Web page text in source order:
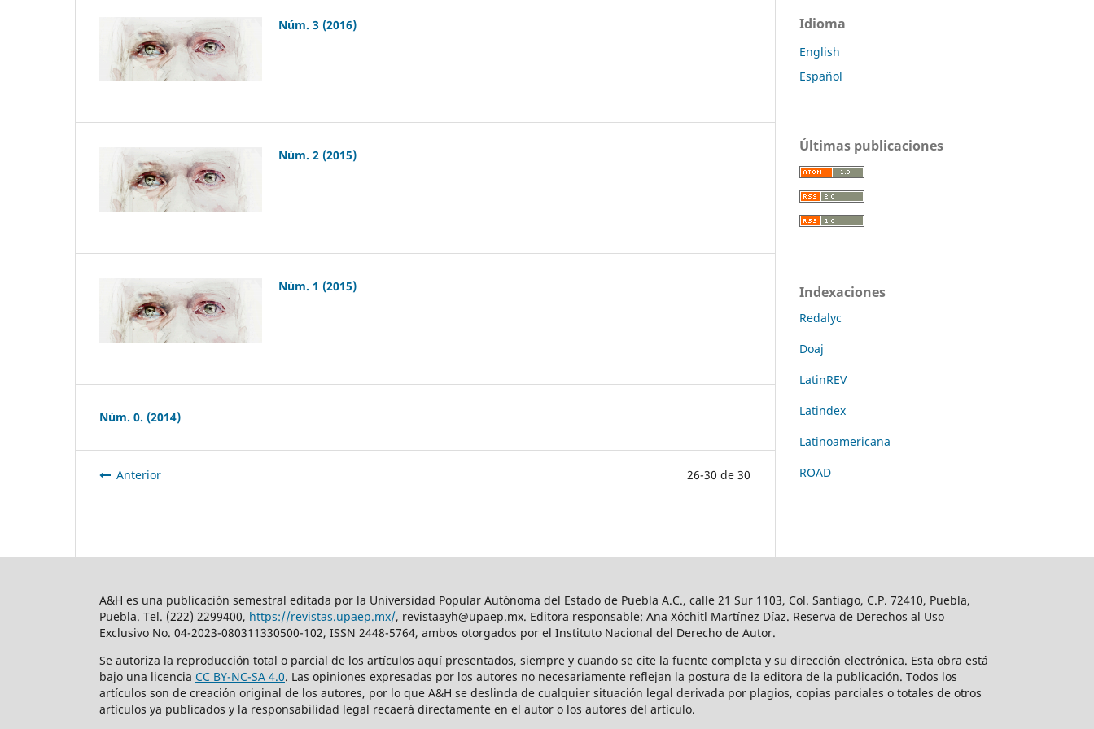
Núm. 3 (2016)
Núm. 2 (2015)
Núm. 1 (2015)
Núm. 0. (2014)
Anterior 26-30 de 30
Idioma
English
Español
Últimas publicaciones
Indexaciones
Redalyc
Doaj
LatinREV
Latindex
Latinoamericana
ROAD
A&H es una publicación semestral editada por la Universidad Popular Autónoma del Estado de Puebla A.C., calle 21 Sur 1103, Col. Santiago, C.P. 72410, Puebla,
Puebla. Tel. (222) 2299400, https://revistas.upaep.mx/, revistaayh@upaep.mx. Editora responsable: Ana Xóchitl Martínez Díaz. Reserva de Derechos al Uso
Exclusivo No. 04-2023-080311330500-102, ISSN 2448-5764, ambos otorgados por el Instituto Nacional del Derecho de Autor.
Se autoriza la reproducción total o parcial de los artículos aquí­ presentados, siempre y cuando se cite la fuente completa y su dirección electrónica. Esta obra está
bajo una licencia CC BY-NC-SA 4.0. Las opiniones expresadas por los autores no necesariamente reflejan la postura de la editora de la publicación. Todos los
artículos son de creación original de los autores, por lo que A&H se deslinda de cualquier situación legal derivada por plagios, copias parciales o totales de otros
artículos ya publicados y la responsabilidad legal recaerá directamente en el autor o los autores del artículo.